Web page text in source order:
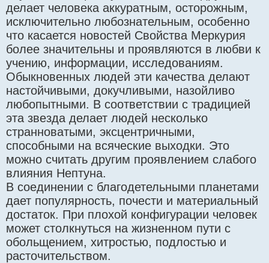
делает человека аккуратным, осторожным,
исключительно любознательным, особенно
что касается новостей Свойства Меркурия
более значительны и проявляются в любви к
учению, информации, исследованиям.
Обыкновенных людей эти качества делают
настойчивыми, докучливыми, назойливо
любопытными. В соответствии с традицией
эта звезда делает людей несколько
странноватыми, эксцентричными,
способными на всяческие выходки. Это
можно считать другим проявлением слабого
влияния Нептуна.
В соединении с благодетельными планетами
дает популярность, почести и материальный
достаток. При плохой конфигурации человек
может столкнуться на жизненном пути с
обольщением, хитростью, подлостью и
расточительством.